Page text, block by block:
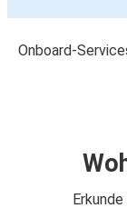
Onboard-